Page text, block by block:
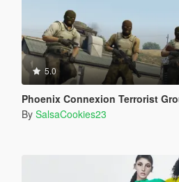
5.0
Phoenix Connexion Terrorist Group from Counter-Strike: Global Offensive
By SalsaCookies23